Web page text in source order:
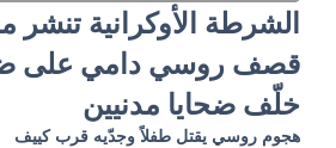
الشرطة الأوكرانية تنشر
قصف روسي دامي على
خلّف ضحايا مدنيين
هجوم روسي يقتل طفلاً وجدّيه قرب كييف